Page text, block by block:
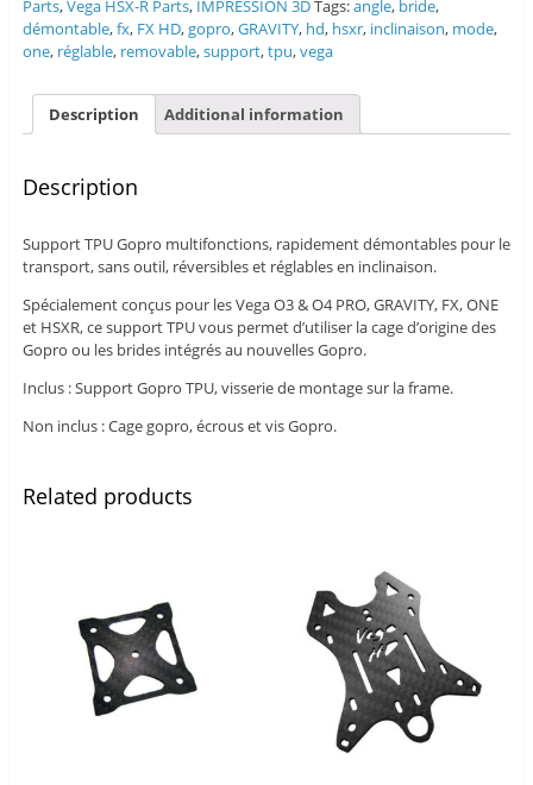
Parts,Vega HSX-R Parts, IMPRESSION 3DTags:angle, bride,
démontable,fx, FX HD,gopro,GRAVITY, hd, hsxr, inclinaison, mode,
one, réglable, removable,support,tpu,vega
Description Additional information
Description
Support TPU Gopro multifonctions, rapidement démontables pour le
transport, sans outil, réversibles et réglables en inclinaison.
Spécialement conçus pour les Vega O3 & O4 PRO, GRAVITY, FX, ONE
et HSXR, ce support TPU vous permet d’utiliser la cage d’origine des
Gopro ou les brides intégrés au nouvelles Gopro.
Inclus : Support Gopro TPU, visserie de montage sur la frame.
Non inclus : Cage gopro, écrous et vis Gopro.
Related products